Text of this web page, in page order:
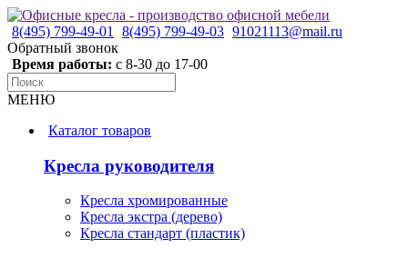
8(495) 799-49-01 8(495) 799-49-03 91021113@mail.ru
Обратный звонок
Время работы: с 8-30 до 17-00
МЕНЮ
Каталог товаров
Кресла руководителя
Кресла хромированные
Кресла экстра (дерево)
Кресла стандарт (пластик)